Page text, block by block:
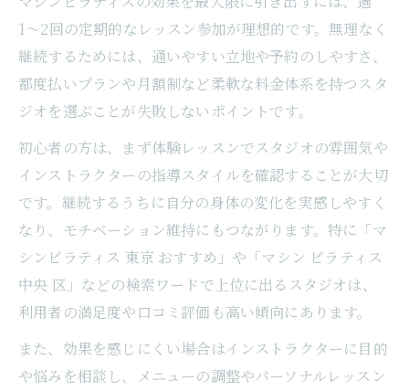
1〜2回の定期的なレッスン参加が理想的です。無理なく
継続するためには、通いやすい立地や予約のしやすさ、
都度払いプランや月額制など柔軟な料金体系を持つスタ
ジオを選ぶことが失敗しないポイントです。
初心者の方は、まず体験レッスンでスタジオの雰囲気や
インストラクターの指導スタイルを確認することが大切
です。継続するうちに自分の身体の変化を実感しやすく
なり、モチベーション維持にもつながります。特に「マ
シンピラティス 東京 おすすめ」や「マシン ピラティス
中央 区」などの検索ワードで上位に出るスタジオは、
利用者の満足度や口コミ評価も高い傾向にあります。
また、効果を感じにくい場合はインストラクターに目的
や悩みを相談し、メニューの調整やパーソナルレッスン